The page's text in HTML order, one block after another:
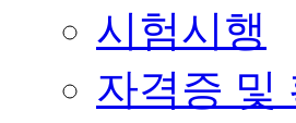
시험시행
자격증 및